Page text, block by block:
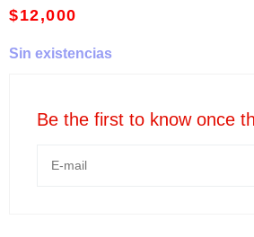
$12,000
Sin existencias
Be the first to know once